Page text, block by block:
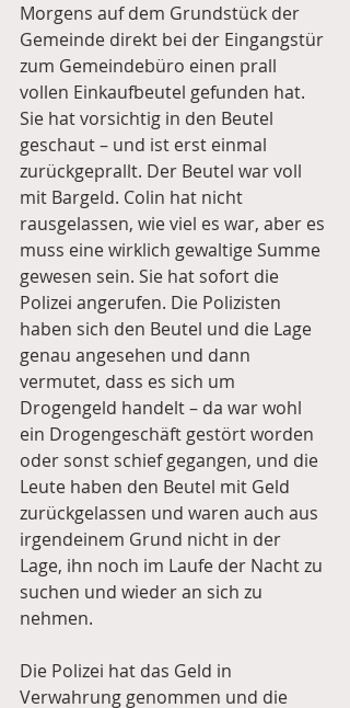
Morgens auf dem Grundstück der
Gemeinde direkt bei der Eingangstür
zum Gemeindebüro einen prall
vollen Einkaufbeutel gefunden hat.
Sie hat vorsichtig in den Beutel
geschaut – und ist erst einmal
zurückgeprallt. Der Beutel war voll
mit Bargeld. Colin hat nicht
rausgelassen, wie viel es war, aber es
muss eine wirklich gewaltige Summe
gewesen sein. Sie hat sofort die
Polizei angerufen. Die Polizisten
haben sich den Beutel und die Lage
genau angesehen und dann
vermutet, dass es sich um
Drogengeld handelt – da war wohl
ein Drogengeschäft gestört worden
oder sonst schief gegangen, und die
Leute haben den Beutel mit Geld
zurückgelassen und waren auch aus
irgendeinem Grund nicht in der
Lage, ihn noch im Laufe der Nacht zu
suchen und wieder an sich zu
nehmen.
Die Polizei hat das Geld in
Verwahrung genommen und die